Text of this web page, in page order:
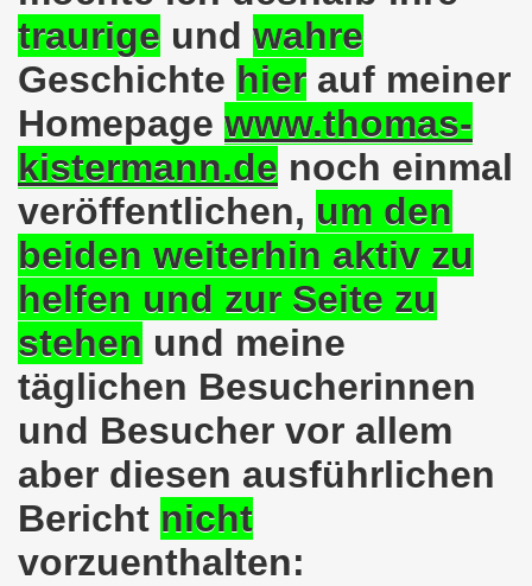
traurige und wahre
Geschichte hier auf meiner
Homepage www.thomas-
kistermann.de noch einmal
veröffentlichen, um den
beiden weiterhin aktiv zu
helfen und zur Seite zu
stehen und meine
täglichen Besucherinnen
und Besucher vor allem
aber diesen ausführlichen
Bericht nicht
vorzuenthalten:
Bewegung am 08.03.2021 im Zeichen des
Montagsdemo-Bewegung am 08. März
bei Eiseskälte gegen die katastrophale Flüchtlings-
Montagsdemo-Bewegung am 15. Februar 2021
Montagsdemo-Bewegung am 11. Januar 2021
Bewegung am 23.11.2020 zum heißen Eisen Corona
Bewegung am 02.11.2020 - auf der Straße gegen das
am 10.10.2020 in Düsseldorf
Montagsdemo-Bewegung am 02. November 2020
auf die Bevölkerung! Beschäftigte und Arbeitslose
ruft auf: Kommt mit am 10.10.2020 gemeinsam
Brennpunkte am 14.09.2020: Wahlauswertung - Lage